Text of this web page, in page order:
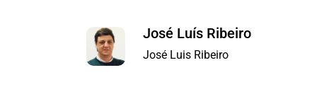
José Luís Ribeiro
José Luis Ribeiro